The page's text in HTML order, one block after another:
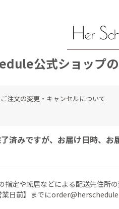
公式ショップの
ご注文の変更・キャンセルについて
済みですが、お届け日時、
指定や転居などによる配送先住所
日前】までに